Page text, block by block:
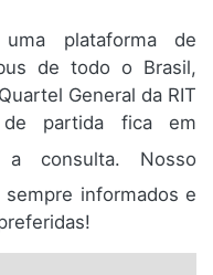
plataforma de
de todo o Brasil,
General da RIT
de partida fica em
consulta. Nosso
informados e